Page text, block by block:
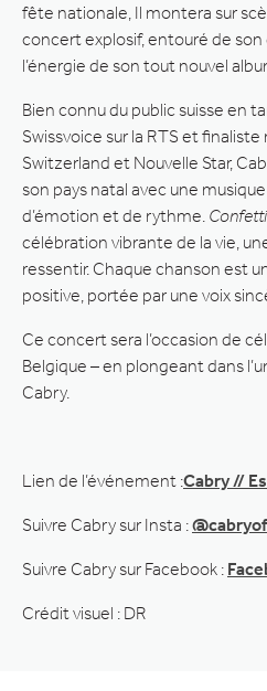
fête nationale, Il montera sur
concert explosif, entouré de
l’énergie de son tout nouvel
Bien connu du public suisse en
Swissvoice sur la RTS et
Switzerland et Nouvelle Star,
son pays natal avec une
d’émotion et de rythme. Confetti
célébration vibrante de la vie,
ressentir. Chaque chanson est
positive, portée par une voix
Ce concert sera l’occasion de
Belgique – en plongeant dans
Cabry.
Lien de l’événement :Cabry //
Suivre Cabry sur Insta :
Suivre Cabry sur Facebook :
Crédit visuel : DR